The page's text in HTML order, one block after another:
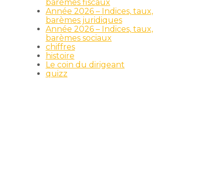
barèmes fiscaux
Année 2026 – Indices, taux,
barèmes juridiques
Année 2026 – Indices, taux,
barèmes sociaux
chiffres
histoire
Le coin du dirigeant
quizz